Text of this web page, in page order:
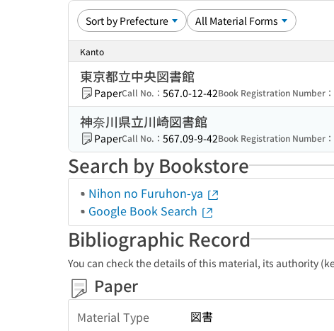
Kanto
東京都立中央図書館
PaperCall No.： 567.0-12-42Book Registration Number：
神奈川県立川崎図書館
PaperCall No.： 567.09-9-42Book Registration Number：
Search by Bookstore
Nihon no Furuhon-ya
Google Book Search
Bibliographic Record
You can check the details of this material, its authority
Paper
Material Type 図書